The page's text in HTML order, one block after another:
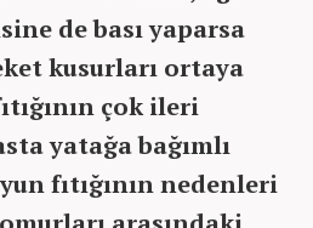
de bası yaparsa
kusurları ortaya
çok ileri
yatağa bağımlı
fıtığının nedenleri